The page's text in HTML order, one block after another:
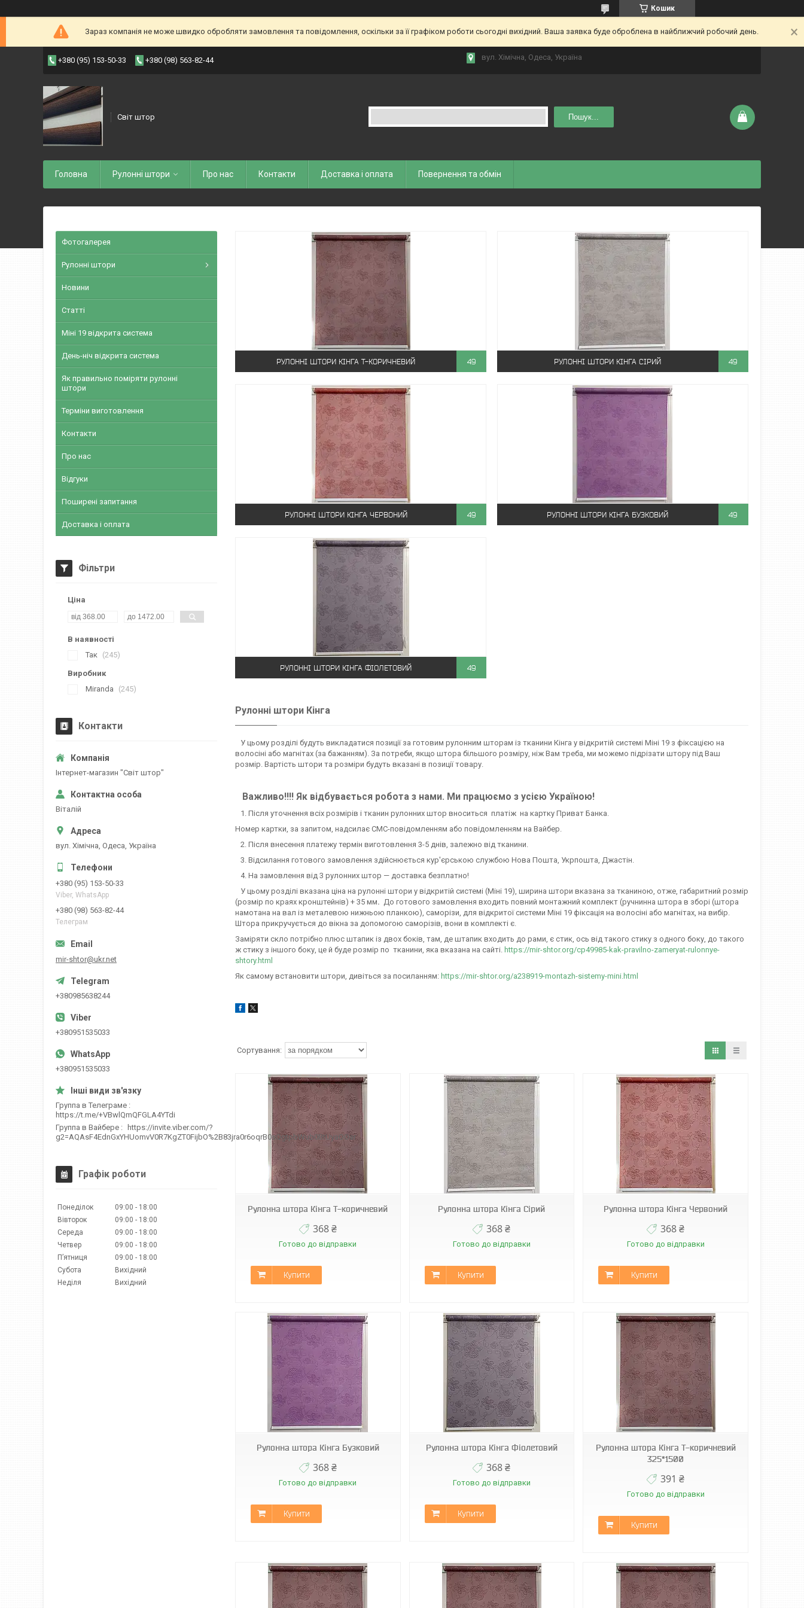
Кошик
Зараз компанія не може швидко обробляти замовлення та повідомлення, оскільки за її графіком роботи сьогодні вихідний. Ваша заявка буде оброблена в найближчий робочий день.
+380 (95) 153-50-33 +380 (98) 563-82-44 вул. Хiмiчна, Одеса, Україна
Світ штор Пошук...
Головна Рулоннi штори Про нас Контакти Доставка і оплата Повернення та обмiн
РУЛОННІ ШТОРИ КІНГА Т-КОРИЧНЕВИЙ 49 РУЛОННІ ШТОРИ КІНГА СІРИЙ 49
РУЛОННІ ШТОРИ КІНГА ЧЕРВОНИЙ 49 РУЛОННІ ШТОРИ КІНГА БУЗКОВИЙ 49
РУЛОННІ ШТОРИ КІНГА ФІОЛЕТОВИЙ 49
Рулонні штори Кінга
У цьому розділі будуть викладатися позиції за готовим рулонним шторам із тканини Кінга у відкритій системі Міні 19 з фіксацією на
волосіні або магнітах (за бажанням). За потреби, якщо штора більшого розміру, ніж Вам треба, ми можемо підрізати штору під Ваш
розмір. Вартість штори та розміри будуть вказані в позиції товару.
Важливо!!!! Як відбувається робота з нами. Ми працюємо з усією Україною!
1. Після уточнення всіх розмірів і тканин рулонних штор вноситься платіж на картку Приват Банка.
Номер картки, за запитом, надсилає СМС-повідомленням або повідомленням на Вайбер.
2. Після внесення платежу термін виготовлення 3-5 днів, залежно від тканини.
3. Відсилання готового замовлення здійснюється кур'єрською службою Нова Пошта, Укрпошта, Джастін.
4. На замовлення від 3 рулонних штор — доставка безплатно!
У цьому розділі вказана ціна на рулонні штори у відкритій системі (Міні 19), ширина штори вказана за тканиною, отже, габаритний розмір
(розмір по краях кронштейнів) + 35 мм. До готового замовлення входить повний монтажний комплект (ручнинна штора в зборі (штора
намотана на вал із металевою нижньою планкою), саморізи, для відкритої системи Міні 19 фіксація на волосіні або магнітах, на вибір.
Штора прикручується до вікна за допомогою саморізів, вони в комплекті є.
Заміряти скло потрібно плюс штапик із двох боків, там, де штапик входить до рами, є стик, ось від такого стику з одного боку, до такого
ж стику з іншого боку, це й буде розмір по тканини, яка вказана на сайті. https://mir-shtor.org/cp49985-kak-pravilno-zameryat-rulonnye-
shtory.html
Як самому встановити штори, дивіться за посиланням: https://mir-shtor.org/a238919-montazh-sistemy-mini.html
С-401
Рулонна штора Кінга Т-коричневий
368 ₴
Готово до відправки
Купити
С-403
Рулонна штора Кінга Сiрий
368 ₴
Готово до відправки
Купити
С-408
Рулонна штора Кінга Червоний
368 ₴
Готово до відправки
Купити
Рулонна штора Кінга Бузковий
368 ₴
Готово до відправки
Купити
С-410
Рулонна штора Кінга Фіолетовий
368 ₴
Готово до відправки
Купити
С-401
Рулонна штора Кінга Т-коричневий
325*1500
391 ₴
Готово до відправки
Купити
Фотогалерея
Рулонні штори
Новини
Статті
Міні 19 відкрита система
День-ніч відкрита система
Як правильно поміряти рулонні
штори
Терміни виготовлення
Контакти
Про нас
Відгуки
Поширені запитання
Доставка і оплата
Фільтри
Ціна
В наявності
Так
245
Виробник
Miranda
245
Контакти
Iнтернет-магазин "Свiт штор"
Вiталiй
вул. Хiмiчна, Одеса, Україна
+380 (95) 153-50-33
Viber, WhatsApp
+380 (98) 563-82-44
Телеграм
mir-shtor@ukr.net
+380985638244
+380951535033
+380951535033
Группа в Телеграме
https://t.me/+VBwlQmQFGLA4YTdi
Группа в Вайбере
https://invite.viber.com/?
g2=AQAsF4EdnGxYHUomvV0R7KgZT0FijbO%2B83jra0r6oqrB0sQgtpbWub0BtUyaOOar
Графік роботи
Понеділок 09:00
18:00
Вівторок
09:00
18:00
Середа
09:00
18:00
Четвер
09:00
18:00
Пʼятниця
09:00
18:00
Субота
Вихідний
Неділя
Вихідний